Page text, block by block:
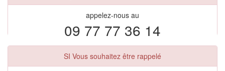
appelez-nous au
09 77 77 36 14
SI Vous souhaitez être rappelé